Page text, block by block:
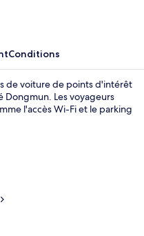
de l’hébergement
Conditions
de voiture de points d'intérêt
Dongmun. Les voyageurs
l'accès Wi-Fi et le parking